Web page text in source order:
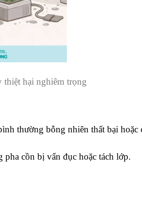
thiệt hại nghiêm trọng
thường bỗng nhiên thất bại hoặc
cồn bị vẩn đục hoặc tách lớp.